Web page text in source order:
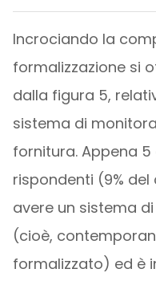
Incrociando la
formalizzazione si
dalla figura 5,
sistema di
fornitura. Appena
rispondenti (9%
avere un sistema
(cioè,
formalizzato) ed è